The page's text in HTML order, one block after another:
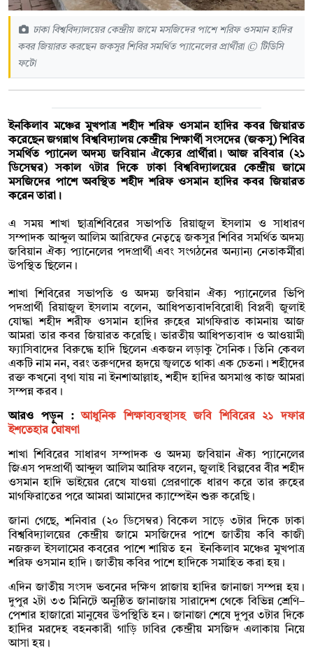
ঢাকা বিশ্ববিদ্যালয়ের কেন্দ্রীয় জামে মসজিদের পাশে শরিফ ওসমান হাদির
কবর জিয়ারত করছেন জকসুর শিবির সমর্থিত প্যানেলের প্রার্থীরা © টিডিসি
ফটো
ইনকিলাব মঞ্চের মুখপাত্র শহীদ শরিফ ওসমান হাদির কবর জিয়ারত
করেছেন জগন্নাথ বিশ্ববিদ্যালয় কেন্দ্রীয় শিক্ষার্থী সংসদের (জকসু) শিবির
সমর্থিত প্যানেল অদম্য জবিয়ান ঐক্যের প্রার্থীরা। আজ রবিবার (২১
ডিসেম্বর) সকাল ৭টার দিকে ঢাকা বিশ্ববিদ্যালয়ের কেন্দ্রীয় জামে
মসজিদের পাশে অবস্থিত শহীদ শরিফ ওসমান হাদির কবর জিয়ারত
করেন তারা।
এ সময় শাখা ছাত্রশিবিরের সভাপতি রিয়াজুল ইসলাম ও সাধারণ
সম্পাদক আব্দুল আলিম আরিফের নেতৃত্বে জকসুর শিবির সমর্থিত অদম্য
জবিয়ান ঐক্য প্যানেলের পদপ্রার্থী এবং সংগঠনের অন্যান্য নেতাকর্মীরা
উপস্থিত ছিলেন।
‎শাখা শিবিরের সভাপতি ও অদম্য জবিয়ান ঐক্য প্যানেলের ভিপি
পদপ্রার্থী রিয়াজুল ইসলাম বলেন, আধিপত্যবাদবিরোধী বিপ্লবী জুলাই
যোদ্ধা শহীদ শরীফ ওসমান হাদির রুহের মাগফিরাত কামনায় আজ
আমরা তার কবর জিয়ারত করেছি। ভারতীয় আধিপত্যবাদ ও আওয়ামী
ফ্যাসিবাদের বিরুদ্ধে হাদি ছিলেন একজন লড়াকু সৈনিক। তিনি কেবল
একটি নাম নন, বরং তরুণদের হৃদয়ে জ্বলতে থাকা এক চেতনা। শহীদের
রক্ত কখনো বৃথা যায় না ইনশাআল্লাহ, শহীদ হাদির অসমাপ্ত কাজ আমরা
সম্পন্ন করব।
আরও পড়ুন :আধুনিক শিক্ষাব্যবস্থাসহ জবি শিবিরের ২১ দফার
ইশতেহার ঘোষণা
শাখা শিবিরের সাধারণ সম্পাদক ও অদম্য জবিয়ান ঐক্য প্যানেলের
জিএস পদপ্রার্থী আব্দুল আলিম আরিফ বলেন, জুলাই বিল্পবের বীর শহীদ
ওসমান হাদি ভাইয়ের রেখে যাওয়া প্রেরণাকে ধারণ করে তার রুহের
মাগফিরাতের পরে আমরা আমাদের ক্যাম্পেইন শুরু করেছি।
‎জানা গেছে, শনিবার (২০ ডিসেম্বর) বিকেল সাড়ে ৩টার দিকে ঢাকা
বিশ্ববিদ্যালয়ের কেন্দ্রীয় জামে মসজিদের পাশে জাতীয় কবি কাজী
নজরুল ইসলামের কবরের পাশে শায়িত হন ইনকিলাব মঞ্চের মুখপাত্র
শরিফ ওসমান হাদি। জাতীয় কবির পাশে হাদিকে সমাহিত করা হয়।
এদিন জাতীয় সংসদ ভবনের দক্ষিণ প্লাজায় হাদির জানাজা সম্পন্ন হয়।
দুপুর ২টা ৩৩ মিনিটে অনুষ্ঠিত জানাজায় সারাদেশ থেকে বিভিন্ন শ্রেণি–
পেশার হাজারো মানুষের উপস্থিতি হন। জানাজা শেষে দুপুর ৩টার দিকে
হাদির মরদেহ বহনকারী গাড়ি ঢাবির কেন্দ্রীয় মসজিদ এলাকায় নিয়ে
আসা হয়।